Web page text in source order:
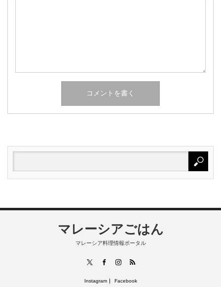
マレーシアごはん
マレーシア料理情報ポータル
FacebookInstagram
RSS
Instagram Facebook